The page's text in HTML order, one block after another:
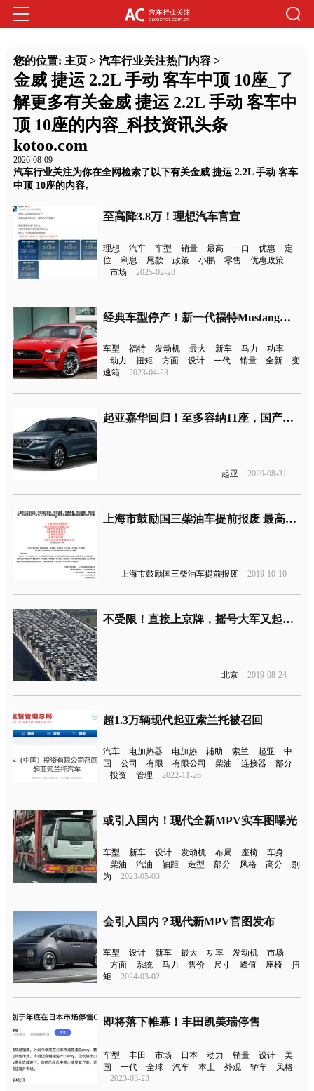
您的位置: 主页> 汽车行业关注热门内容>
金威 捷运 2.2L 手动 客车中顶 10座_了
解更多有关金威 捷运 2.2L 手动 客车中
顶 10座的内容_科技资讯头条
kotoo.com
2026-08-09
汽车行业关注为你在全网检索了以下有关金威 捷运 2.2L 手动 客车
中顶 10座的内容。
至高降3.8万！理想汽车官宣
理想 汽车 车型 销量 最高 一口 优惠
定
位
利息 尾款 政策 小鹏 零售
优惠政策
市场
2025-02-28
经典车型停产！新一代福特Mustang或今年引入国内
车型 福特 发动机 最大 新车 马力
功率
动力
扭矩 方面 设计 一代 销量 全新
变
速箱
2023-04-23
起亚嘉华回归！至多容纳11座，国产化还要等
起亚 2020-08-31
上海市鼓励国三柴油车提前报废 最高可获11万元补贴
上海市鼓励国三柴油车提前报废 2019-10-10
不受限！直接上京牌，摇号大军又起新招术
北京 2019-08-24
超1.3万辆现代起亚索兰托被召回
汽车 电加热器 电加热 辅助 索兰 起亚
中
国
公司 有限 有限公司 柴油 连接器
部分
投资
管理 2022-11-26
或引入国内！现代全新MPV实车图曝光
车型 新车 设计 发动机 布局 座椅
车身
柴油
汽油 轴距 造型 部分 风格 高分
别
为
2023-05-03
会引入国内？现代新MPV官图发布
车型 设计 新车 最大 功率 发动机
市场
方面
系统 马力 售价 尺寸 峰值 座椅
扭
矩
2024-03-02
即将落下帷幕！丰田凯美瑞停售
车型 丰田 市场 日本 动力 销量 设计
美
国
一代 全球 汽车 本土 外观 轿车
风格
2023-03-23